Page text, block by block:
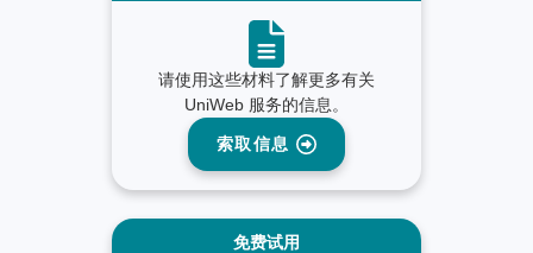
请使用这些材料了解更多有关
UniWeb 服务的信息。
索取信息
免费试用